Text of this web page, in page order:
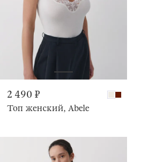
2 490 ₽
Топ женский, Abele